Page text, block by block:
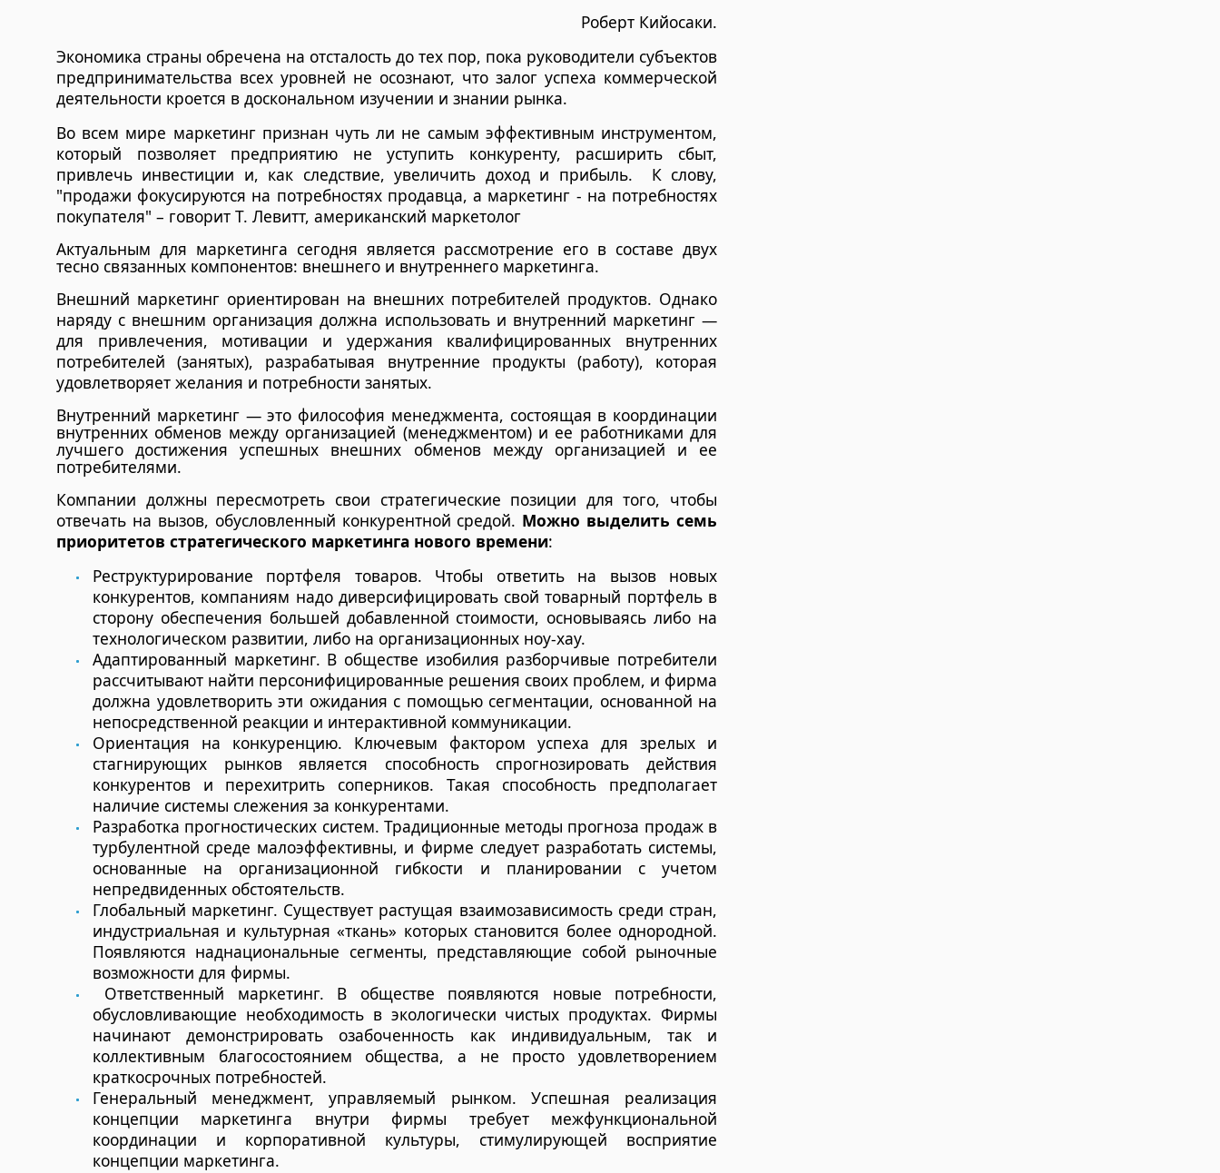
Роберт Кийосаки.
Экономика страны обречена на отсталость до тех пор, пока руководители субъектов
предприни­мательства всех уровней не осознают, что залог успеха коммерческой
деятельности кроется в доскональном изучении и зна­нии рынка.
Во всем мире маркетинг признан чуть ли не самым эффективным инструментом,
который позволяет пред­приятию не уступить конкуренту, расши­рить сбыт,
привлечь инвестиции и, как следствие, увеличить доход и прибыль. К слову,
"продажи фокусируются на потребностях продавца, а маркетинг - на потребностях
покупателя" – говорит Т. Левитт, американский маркетолог
Актуальным для маркетинга сегодня является рассмотрение его в составе двух
тесно связанных компонентов: внешнего и внутреннего маркетинга.
Внешний маркетинг ориентирован на внешних потребителей продуктов. Однако
наряду с внешним организация должна использовать и внутренний маркетинг —
для привлечения, мотивации и удержания квалифицированных внутренних
потребителей (занятых), разрабатывая внутренние продукты (работу), которая
удовлетворяет желания и потребности занятых.
Внутренний маркетинг — это философия менеджмента, состоящая в координации
внутренних обменов между организацией (менеджментом) и ее работниками для
лучшего достижения успешных внешних обменов между организацией и ее
потребителями.
Компании должны пересмотреть свои стратегические позиции для того, чтобы
отвечать на вызов, обусловленный конкурентной средой. Можно выделить семь
приоритетов стратегического маркетинга нового времени:
Реструктурирование портфеля товаров. Чтобы ответить на вызов новых
конкурентов, компаниям надо диверсифицировать свой товарный портфель в
сторону обеспечения большей добавленной стоимости, основываясь либо на
технологическом развитии, либо на организационных ноу-хау.
Адаптированный маркетинг. В обществе изобилия разборчивые потребители
рассчитывают найти персонифицированные решения своих проблем, и фирма
должна удовлетворить эти ожидания с помощью сегментации, основанной на
непосредственной реакции и интерактивной коммуникации.
Ориентация на конкуренцию. Ключевым фактором успеха для зрелых и
стагнирующих рынков является способность спрогнозировать действия
конкурентов и перехитрить соперников. Такая способность предполагает
наличие системы слежения за конкурентами.
Разработка прогностических систем. Традиционные методы прогноза продаж в
турбулентной среде малоэффективны, и фирме следует разработать системы,
основанные на организационной гибкости и планировании с учетом
непредвиденных обстоятельств.
Глобальный маркетинг. Существует растущая взаимозависимость среди стран,
индустриальная и культурная «ткань» которых становится более однородной.
Появляются наднациональные сегменты, представляющие собой рыночные
возможности для фирмы.
Ответственный маркетинг. В обществе появляются новые потребности,
обусловливающие необходимость в экологически чистых продуктах. Фирмы
начинают демонстрировать озабоченность как индивидуальным, так и
коллективным благосостоянием общества, а не просто удовлетворением
краткосрочных потребностей.
Генеральный менеджмент, управляемый рынком. Успешная реализация
концепции маркетинга внутри фирмы требует межфункциональной
координации и корпоративной культуры, стимулирующей восприятие
концепции маркетинга.